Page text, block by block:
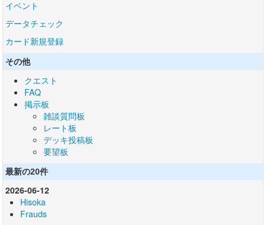
イベント
データチェック
カード新規登録
その他
クエスト
FAQ
掲示板
雑談質問板
レート板
デッキ投稿板
要望板
最新の20件
2026-06-12
Hisoka
Frauds